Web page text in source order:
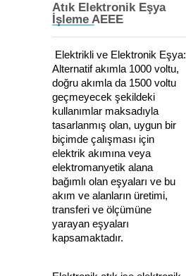
Atık Elektronik Eşya
İşleme AEEE
Elektrikli ve Elektronik Eşya:
Alternatif akımla 1000 voltu,
doğru akımla da 1500 voltu
geçmeyecek şekildeki
kullanımlar maksadıyla
tasarlanmış olan, uygun bir
biçimde çalışması için
elektrik akımına veya
elektromanyetik alana
bağımlı olan eşyaları ve bu
akım ve alanların üretimi,
transferi ve ölçümüne
yarayan eşyaları
kapsamaktadır.